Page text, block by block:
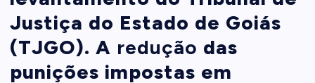
Justiça do Estado de Goiás
(TJGO). A redução das
punições impostas em